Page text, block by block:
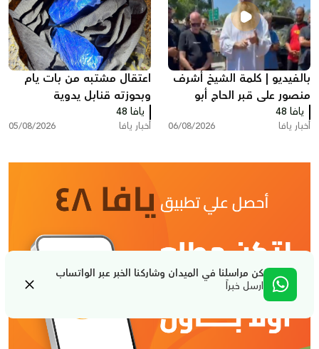
كن مراسلنا في الميدان وشاركنا الخبر عبر الواتساب
ارسل خبراً
بالفيديو | كلمة الشيخ أشرف
منصور على قبر الحاج أبو
العبد أبو شهاب
يافا 48
أخبار يافا 06/08/2026
اعتقال مشتبه من بات يام
وبحوزته قنابل يدوية
يافا 48
أخبار يافا 05/08/2026